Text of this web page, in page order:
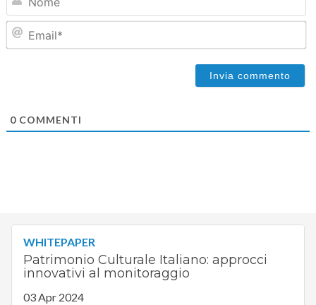
0COMMENTI
WHITEPAPER
Patrimonio Culturale Italiano: approcci
innovativi al monitoraggio
03 Apr 2024